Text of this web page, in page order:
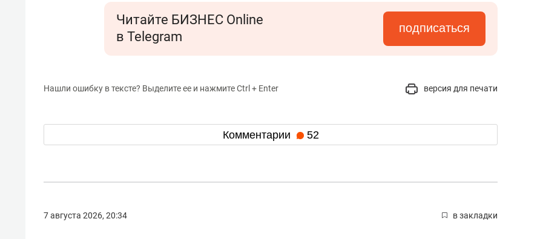
Читайте БИЗНЕС Online
в Telegram
подписаться
Нашли ошибку в тексте? Выделите ее и нажмите Ctrl + Enter версия для печати
Комментарии 52
7 августа 2026, 20:34 в закладки